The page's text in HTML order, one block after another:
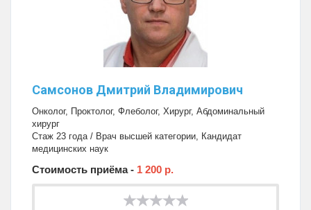
Самсонов Дмитрий Владимирович
Онколог, Проктолог, Флеболог, Хирург, Абдоминальный
хирург
Стаж 23 года / Врач высшей категории, Кандидат
медицинских наук
Стоимость приёма - 1 200 р.